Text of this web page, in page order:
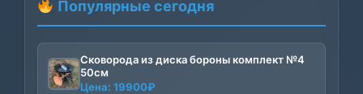
Популярные сегодня
Сковорода из диска бороны комплект №4
50см
Цена: 19900₽